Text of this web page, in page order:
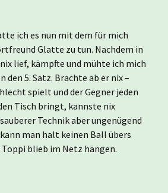
ich es nun mit dem für mich
Glatte zu tun. Nachdem in
lief, kämpfte und mühte ich mich
den 5. Satz. Brachte ab er nix –
spielt und der Gegner jeden
Tisch bringt, kannste nix
Technik aber ungenügend
man halt keinen Ball übers
blieb im Netz hängen.